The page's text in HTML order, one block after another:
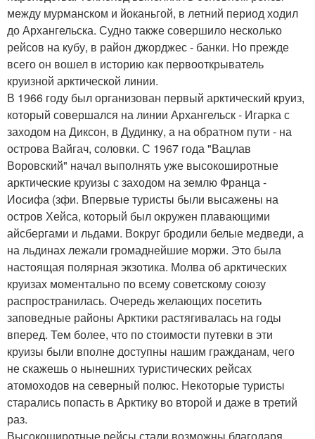
между мурманском и йоканьгой, в летний период ходил
до Архангельска. Судно также совершило несколько
рейсов на кубу, в район джорджес - банки. Но прежде
всего он вошел в историю как первооткрыватель
круизной арктической линии.
В 1966 году был организован первый арктический круиз,
который совершался на линии Архангельск - Игарка с
заходом на Диксон, в Дудинку, а на обратном пути - на
острова Вайгач, соловки. С 1967 года "Вацлав
Воровский" начал выполнять уже высокоширотные
арктические круизы с заходом на землю Франца -
Иосифа (зфи. Впервые туристы были высажены на
остров Хейса, который был окружен плавающими
айсбергами и льдами. Вокруг бродили белые медведи, а
на льдинах лежали громаднейшие моржи. Это была
настоящая полярная экзотика. Молва об арктических
круизах моментально по всему советскому союзу
распространилась. Очередь желающих посетить
заповедные районы Арктики растягивалась на годы
вперед. Тем более, что по стоимости путевки в эти
круизы были вполне доступны нашим гражданам, чего
не скажешь о нынешних туристических рейсах
атомоходов на северный полюс. Некоторые туристы
старались попасть в Арктику во второй и даже в третий
раз.